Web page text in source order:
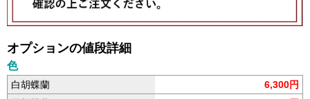
オプションの値段詳細
色
白胡蝶蘭
6,300円